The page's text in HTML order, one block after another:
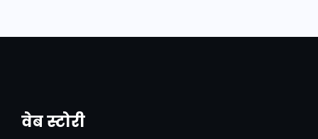
वेब स्टोरी
नया एक्सप्रेसवे: पूर्वांचल का लक, डेवलपमेंट का